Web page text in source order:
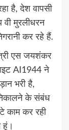
है, देश वापसी
वी मुरलीधरन
कर रहे हैं.
एस जयशंकर
AI1944 ने
भरी है,
के संबंध
काम कर रही
हूं।